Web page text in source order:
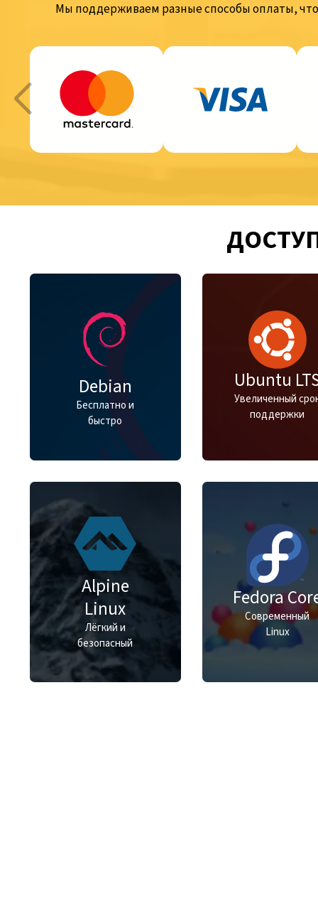
Мы поддерживаем разные способы оплаты,
Debian
Бесплатно и
быстро
Ubuntu
Увеличенный
поддержки
Alpine
Linux
Лёгкий и
безопасный
Fedora
Современный
Linux